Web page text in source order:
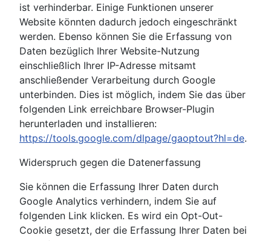
ist verhinderbar. Einige Funktionen unserer
Website könnten dadurch jedoch eingeschränkt
werden. Ebenso können Sie die Erfassung von
Daten bezüglich Ihrer Website-Nutzung
einschließlich Ihrer IP-Adresse mitsamt
anschließender Verarbeitung durch Google
unterbinden. Dies ist möglich, indem Sie das über
folgenden Link erreichbare Browser-Plugin
herunterladen und installieren:
https://tools.google.com/dlpage/gaoptout?hl=de.
Widerspruch gegen die Datenerfassung
Sie können die Erfassung Ihrer Daten durch
Google Analytics verhindern, indem Sie auf
folgenden Link klicken. Es wird ein Opt-Out-
Cookie gesetzt, der die Erfassung Ihrer Daten bei